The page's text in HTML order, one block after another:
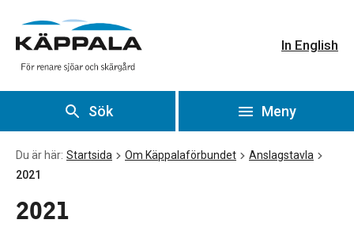
In English
Sök Meny
Du är här: Startsida Om Käppalaförbundet
Anslagstavla
2021
2021